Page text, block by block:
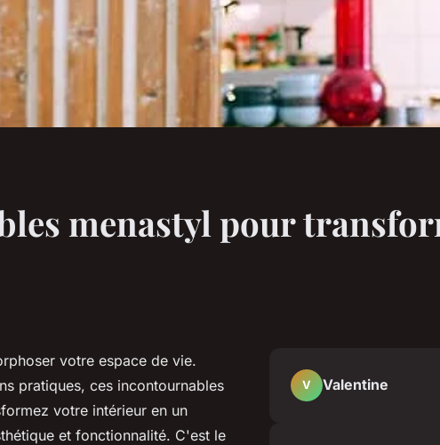
menastyl pour
votre espace de vie.
pratiques, ces incontournables
votre intérieur en un
et fonctionnalité. C'est le
V Valentine